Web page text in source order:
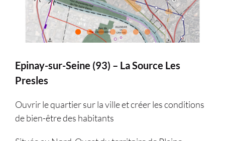
Epinay-sur-Seine (93) – La Source Les
Presles
Ouvrir le quartier sur la ville et créer les conditions
de bien-être des habitants